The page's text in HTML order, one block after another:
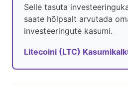
Selle tasuta
saate hõlpsalt arvutada
investeeringute kasumi.
Litecoini (LTC)